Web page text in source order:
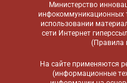
Министерство
инфокоммуникационных
использовании
сети Интернет
(Правила
На сайте применяются
(информационные